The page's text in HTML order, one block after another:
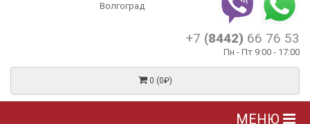
Волгоград
+7 (8442) 66 76 53
Пн - Пт 9:00 - 17:00
0 (0₽)
МЕНЮ